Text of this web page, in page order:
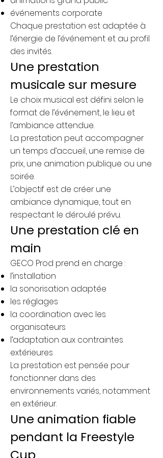
événements corporate
Chaque prestation est adaptée à
l’énergie de l’événement et au profil
des invités.
Une prestation
musicale sur mesure
Le choix musical est défini selon le
format de l’événement, le lieu et
l’ambiance attendue.
La prestation peut accompagner
un temps d’accueil, une remise de
prix, une animation publique ou une
soirée.
L’objectif est de créer une
ambiance dynamique, tout en
respectant le déroulé prévu.
Une prestation clé en
main
GECO Prod prend en charge :
l’installation
la sonorisation adaptée
les réglages
la coordination avec les
organisateurs
l’adaptation aux contraintes
extérieures
La prestation est pensée pour
fonctionner dans des
environnements variés, notamment
en extérieur.
Une animation fiable
pendant la Freestyle